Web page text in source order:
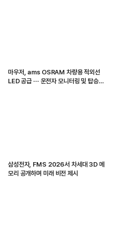
마우저, ams OSRAM 차량용 적외선
LED 공급 ··· 운전자 모니터링 및 탑승자
삼성전자, FMS 2026서 차세대 3D 메
모리 공개하며 미래 비전 제시